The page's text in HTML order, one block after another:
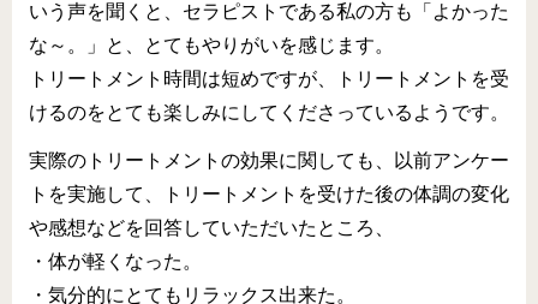
いう声を聞くと、セラピストである私の方も「よかった
な～。」と、とてもやりがいを感じます。
トリートメント時間は短めですが、トリートメントを受
けるのをとても楽しみにしてくださっているようです。
実際のトリートメントの効果に関しても、以前アンケー
トを実施して、トリートメントを受けた後の体調の変化
や感想などを回答していただいたところ、
・体が軽くなった。
・気分的にとてもリラックス出来た。